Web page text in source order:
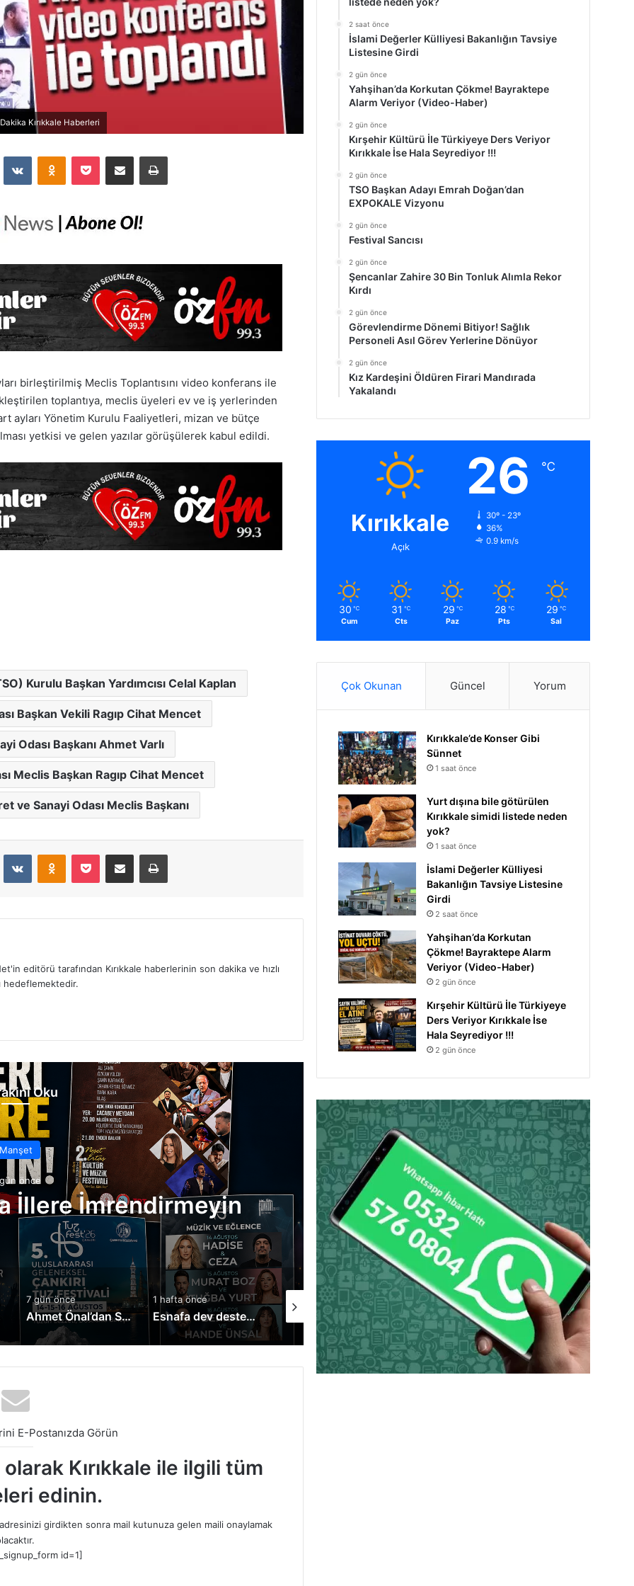
Kırıkkale Haberleri
birleştirilmiş Meclis Toplantısını video konferans ile
toplantıya, meclis üyeleri ev ve iş yerlerinden
ayları Yönetim Kurulu Faaliyetleri, mizan ve bütçe
yetkisi ve gelen yazılar görüşülerek kabul edildi.
Kurulu Başkan Yardımcısı Celal Kaplan
Başkan Vekili Ragıp Cihat Mencet
Odası Başkanı Ahmet Varlı
Meclis Başkan Ragıp Cihat Mencet
ve Sanayi Odası Meclis Başkanı
editörü tarafından Kırıkkale haberlerinin son dakika ve hızlı
hedeflemektedir.
Oku
Manşet
önce
İllere İmrendirmeyin
Manşet
7 gün önce
9 Yaşındaki Zeynep
Destek
7 gün önce
Ahmet Önal’dan Sürücü Adaylarına Müjde!
1 hafta önce
Esnafa dev destek: Kredi limitleri yükseltildi
1 hafta önce
Kırıkkale’de Üreticilere Hayati Eğitim! Bilinçsiz İlaçlamaya Karşı Uyarılar Yapıldı
2 gün önce
Kırşehir Kültürü İle Türkiyeye Ders Veriyor Kırıkkale İse Hala Seyrediyor !!!
2 gün önce
E-Postanızda Görün
Kırıkkale ile ilgili tüm
edinin.
girdikten sonra mail kutunuza gelen maili onaylamak
id=1]
2 saat önce
İslami Değerler Külliyesi Bakanlığın Tavsiye
Listesine Girdi
2 gün önce
Yahşihan’da Korkutan Çökme! Bayraktepe
Alarm Veriyor (Video-Haber)
2 gün önce
Kırşehir Kültürü İle Türkiyeye Ders Veriyor
Kırıkkale İse Hala Seyrediyor !!!
2 gün önce
TSO Başkan Adayı Emrah Doğan’dan
EXPOKALE Vizyonu
2 gün önce
Festival Sancısı
2 gün önce
Şencanlar Zahire 30 Bin Tonluk Alımla Rekor
Kırdı
2 gün önce
Görevlendirme Dönemi Bitiyor! Sağlık
Personeli Asıl Görev Yerlerine Dönüyor
2 gün önce
Kız Kardeşini Öldüren Firari Mandırada
Yakalandı
Kırıkkale
Açık
26 ℃
30º - 23º
36%
0.9 km/s
30 ℃
Cum
31 ℃
Cts
29 ℃
Paz
28 ℃
Pts
29 ℃
Sal
Çok Okunan Güncel Yorum
Kırıkkale’de Konser Gibi
Sünnet
1 saat önce
Yurt dışına bile götürülen
Kırıkkale simidi listede neden
yok?
1 saat önce
İslami Değerler Külliyesi
Bakanlığın Tavsiye Listesine
Girdi
2 saat önce
Yahşihan’da Korkutan
Çökme! Bayraktepe Alarm
Veriyor (Video-Haber)
2 gün önce
Kırşehir Kültürü İle Türkiyeye
Ders Veriyor Kırıkkale İse
Hala Seyrediyor !!!
2 gün önce